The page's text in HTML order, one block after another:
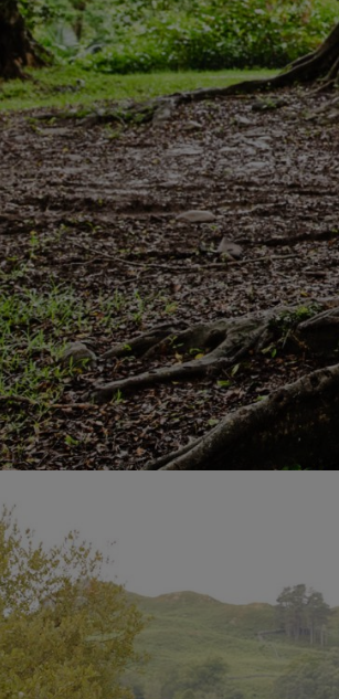
STIHL, pero también sus empleados y
el compromiso social